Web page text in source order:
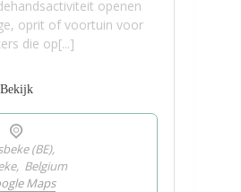
openen
oprit of voortuin voor
die op[...]
Bekijk
(BE),
, Belgium
Maps